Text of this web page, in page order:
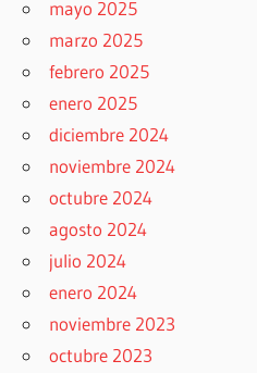
mayo 2025
marzo 2025
febrero 2025
enero 2025
diciembre 2024
noviembre 2024
octubre 2024
agosto 2024
julio 2024
enero 2024
noviembre 2023
octubre 2023